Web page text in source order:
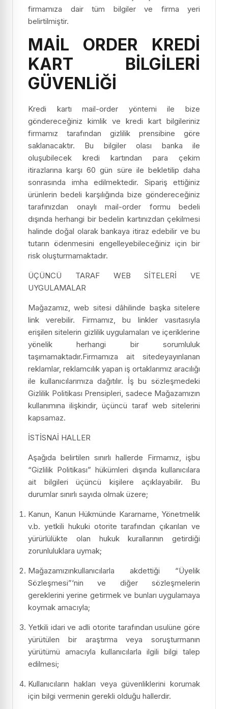
firmamıza dair tüm bilgiler ve firma yeri
belirtilmiştir.
MAİL ORDER KREDİ
KART BİLGİLERİ
GÜVENLİĞİ
Kredi kartı mail-order yöntemi ile bize
göndereceğiniz kimlik ve kredi kart bilgileriniz
firmamız tarafından gizlilik prensibine göre
saklanacaktır. Bu bilgiler olası banka ile
oluşubilecek kredi kartından para çekim
itirazlarına karşı 60 gün süre ile bekletilip daha
sonrasında imha edilmektedir. Sipariş ettiğiniz
ürünlerin bedeli karşılığında bize göndereceğiniz
tarafınızdan onaylı mail-order formu bedeli
dışında herhangi bir bedelin kartınızdan çekilmesi
halinde doğal olarak bankaya itiraz edebilir ve bu
tutarın ödenmesini engelleyebileceğiniz için bir
risk oluşturmamaktadır.
ÜÇÜNCÜ TARAF WEB SİTELERİ VE
UYGULAMALAR
Mağazamız, web sitesi dâhilinde başka sitelere
link verebilir. Firmamız, bu linkler vasıtasıyla
erişilen sitelerin gizlilik uygulamaları ve içeriklerine
yönelik herhangi bir sorumluluk
taşımamaktadır.Firmamıza ait sitedeyayınlanan
reklamlar, reklamcılık yapan iş ortaklarımız aracılığı
ile kullanıcılarımıza dağıtılır. İş bu sözleşmedeki
Gizlilik Politikası Prensipleri, sadece Mağazamızın
kullanımına ilişkindir, üçüncü taraf web sitelerini
kapsamaz.
İSTİSNAİ HALLER
Aşağıda belirtilen sınırlı hallerde Firmamız, işbu
“Gizlilik Politikası” hükümleri dışında kullanıcılara
ait bilgileri üçüncü kişilere açıklayabilir. Bu
durumlar sınırlı sayıda olmak üzere;
Kanun, Kanun Hükmünde Kararname, Yönetmelik
v.b. yetkili hukuki otorite tarafından çıkarılan ve
yürürlülükte olan hukuk kurallarının getirdiği
zorunluluklara uymak;
Mağazamızınkullanıcılarla akdettiği “Üyelik
Sözleşmesi”‘nin ve diğer sözleşmelerin
gereklerini yerine getirmek ve bunları uygulamaya
koymak amacıyla;
Yetkili idari ve adli otorite tarafından usulüne göre
yürütülen bir araştırma veya soruşturmanın
yürütümü amacıyla kullanıcılarla ilgili bilgi talep
edilmesi;
Kullanıcıların hakları veya güvenliklerini korumak
için bilgi vermenin gerekli olduğu hallerdir.